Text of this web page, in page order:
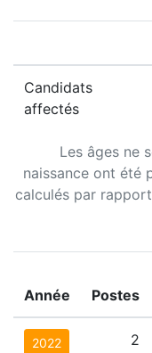
Les âges ne
naissance ont été
calculés par
Candidats
affectés
Année Postes
2022 2